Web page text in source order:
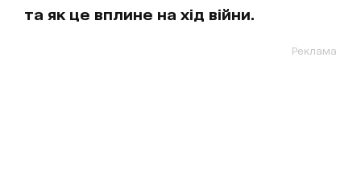
та як це вплине на хід війни.
Реклама